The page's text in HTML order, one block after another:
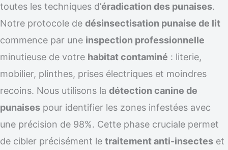
toutes les techniques d’éradication des punaises.
Notre protocole de désinsectisation punaise de lit
commence par une inspection professionnelle
minutieuse de votre habitat contaminé : literie,
mobilier, plinthes, prises électriques et moindres
recoins. Nous utilisons la détection canine de
punaises pour identifier les zones infestées avec
une précision de 98%. Cette phase cruciale permet
de cibler précisément le traitement anti-insectes et